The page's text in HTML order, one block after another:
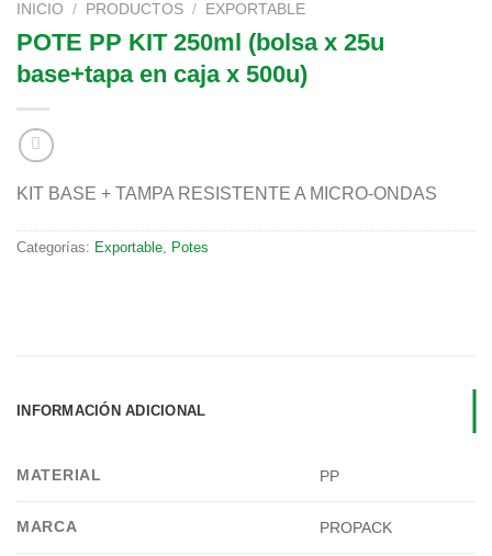
INICIO / PRODUCTOS / EXPORTABLE
POTE PP KIT 250ml (bolsa x 25u
base+tapa en caja x 500u)
KIT BASE + TAMPA RESISTENTE A MICRO-ONDAS
Categorías: Exportable, Potes
INFORMACIÓN ADICIONAL
MATERIAL PP
MARCA PROPACK